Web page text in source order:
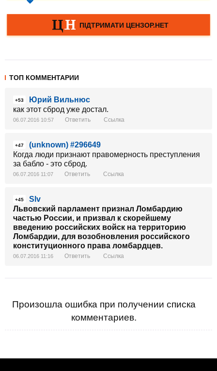
ТОП КОММЕНТАРИИ
+53
Юрий Вильнюс
как этот сброд уже достал.
06.07.2016 10:57 Ответить Ссылка
+47
(unknown) #296649
Когда люди признают правомерность преступления
за бабло - это сброд.
06.07.2016 11:07 Ответить Ссылка
+45
Slv
Львовский парламент признал Ломбардию
частью России, и призвал к скорейшему
введению российских войск на территорию
Ломбардии, для возобновления российского
конституционного права ломбардцев.
06.07.2016 11:16 Ответить Ссылка
Произошла ошибка при получении списка
комментариев.